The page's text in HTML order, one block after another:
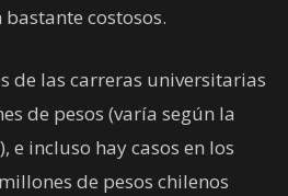
costosos.
de las carreras universitarias
de pesos (varía según la
e incluso hay casos en los
de pesos chilenos